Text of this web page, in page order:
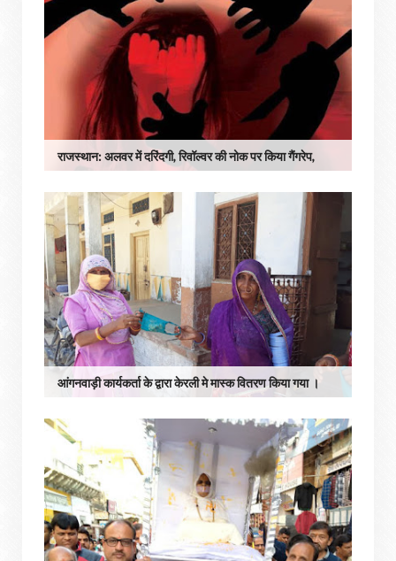
राजस्थान: अलवर में दरिंदगी, रिवॉल्वर की नोक पर किया गैंगरेप,
आंगनवाड़ी कार्यकर्ता के द्वारा केरली मे मास्क वितरण किया गया ।